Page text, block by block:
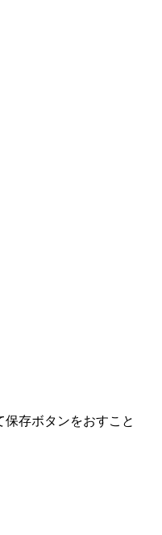
存ボタンをおすこと